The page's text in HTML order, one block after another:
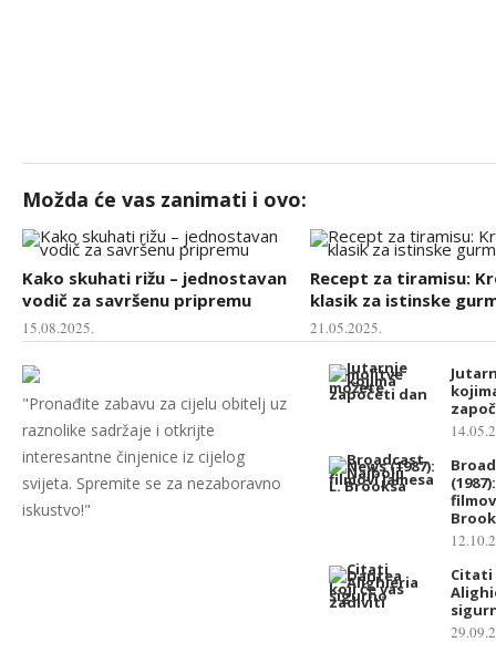
Možda će vas zanimati i ovo:
Kako skuhati rižu – jednostavan
vodič za savršenu pripremu
15.08.2025.
Recept za tiramisu:
klasik za istinske
21.05.2025.
"Pronađite zabavu za cijelu obitelj uz
raznolike sadržaje i otkrijte
interesantne činjenice iz cijelog
svijeta. Spremite se za nezaboravno
iskustvo!"
Citati